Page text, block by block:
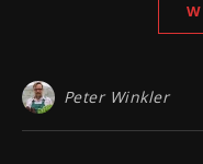
Peter Winkler